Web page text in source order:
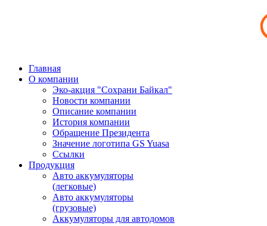
Главная
О компании
Эко-акция "Сохрани Байкал"
Новости компании
Описание компании
История компании
Обращение Президента
Значение логотипа GS Yuasa
Ссылки
Продукция
Авто аккумуляторы
(легковые)
Авто аккумуляторы
(грузовые)
Аккумуляторы для автодомов